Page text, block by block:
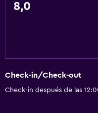
8,0
Check-in/Check-out
Check-in después de las